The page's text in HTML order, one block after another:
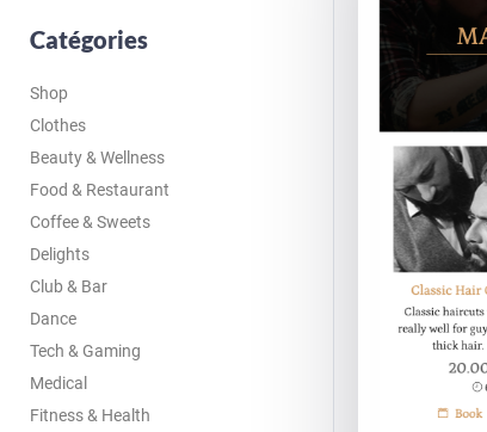
Catégories
Shop
Clothes
Beauty & Wellness
Food & Restaurant
Coffee & Sweets
Delights
Club & Bar
Dance
Tech & Gaming
Medical
Fitness & Health